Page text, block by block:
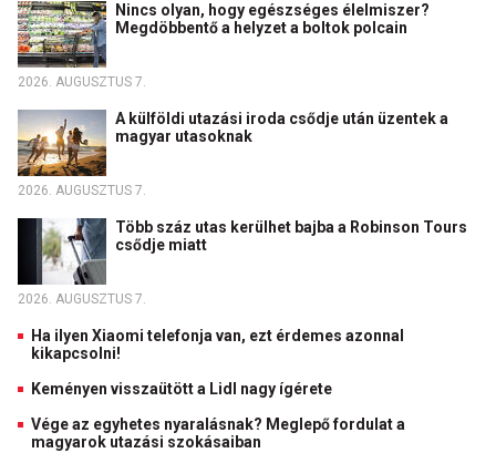
Nincs olyan, hogy egészséges élelmiszer?
Megdöbbentő a helyzet a boltok polcain
2026. AUGUSZTUS 7.
A külföldi utazási iroda csődje után üzentek a
magyar utasoknak
2026. AUGUSZTUS 7.
Több száz utas kerülhet bajba a Robinson Tours
csődje miatt
2026. AUGUSZTUS 7.
Ha ilyen Xiaomi telefonja van, ezt érdemes azonnal
kikapcsolni!
Keményen visszaütött a Lidl nagy ígérete
Vége az egyhetes nyaralásnak? Meglepő fordulat a
magyarok utazási szokásaiban